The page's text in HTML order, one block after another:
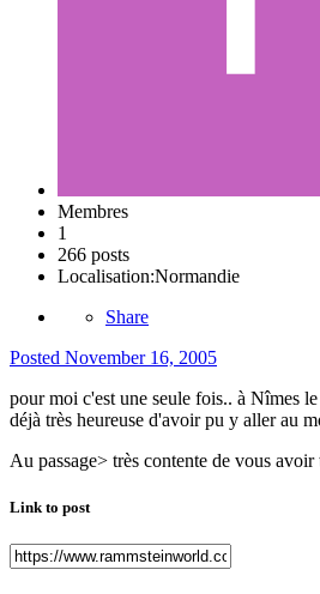
Membres
1
266 posts
Localisation:Normandie
Share
Posted November 16, 2005
pour moi c'est une seule fois.. à Nîmes
déjà très heureuse d'avoir pu y aller au
Au passage> très contente de vous
Link to post